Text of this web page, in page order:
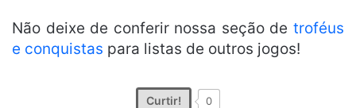
Não deixe de conferir nossa seção de troféus
e conquistas para listas de outros jogos!
Curtir! 0